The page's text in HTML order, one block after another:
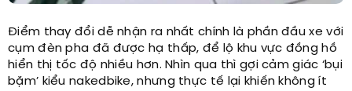
Điểm thay đổi dễ nhận ra nhất chính là phần đầu xe với
cụm đèn pha đã được hạ thấp, để lộ khu vực đồng hồ
hiển thị tốc độ nhiều hơn. Nhìn qua thì gợi cảm giác ‘bụi
bặm’ kiểu nakedbike, nhưng thực tế lại khiến không ít